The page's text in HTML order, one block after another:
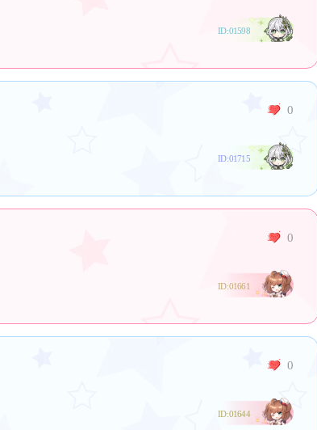
ID:01598
0
ID:01715
0
ID:01661
0
ID:01644